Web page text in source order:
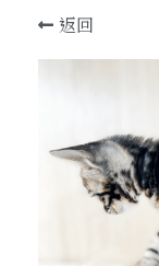
遛貓趣
孟加拉豹猫
養貓前的準
粉絲頁官網
返回